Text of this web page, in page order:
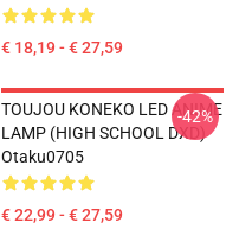
€ 18,19 - € 27,59
TOUJOU KONEKO LED ANIME
LAMP (HIGH SCHOOL DXD)
Otaku0705
€ 22,99 - € 27,59
-42%